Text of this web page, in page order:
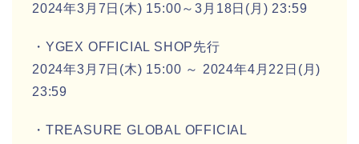
2024年3月7日(木) 15:00～3月18日(月) 23:59
・YGEX OFFICIAL SHOP先行
2024年3月7日(木) 15:00 ～ 2024年4月22日(月)
23:59
・TREASURE GLOBAL OFFICIAL